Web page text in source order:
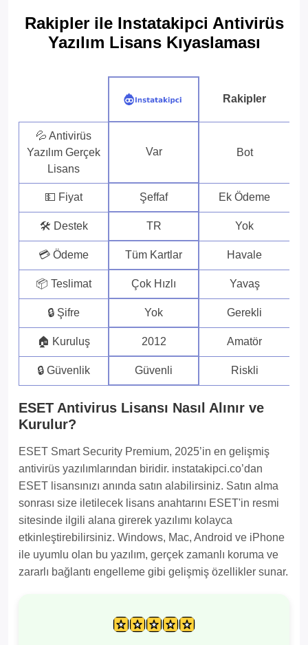
Rakipler ile Instatakipci Antivirüs
Yazılım Lisans Kıyaslaması
Rakipler
💦 Antivirüs
Yazılım Gerçek
Lisans
Var Bot
💵 Fiyat Şeffaf Ek Ödeme
🛠 Destek TR Yok
💳 Ödeme Tüm Kartlar Havale
📦 Teslimat Çok Hızlı Yavaş
🔒 Şifre Yok Gerekli
🏠 Kuruluş 2012 Amatör
🔒 Güvenlik Güvenli Riskli
ESET Antivirus Lisansı Nasıl Alınır ve
Kurulur?
ESET Smart Security Premium, 2025’in en gelişmiş
antivirüs yazılımlarından biridir. instatakipci.co’dan
ESET lisansınızı anında satın alabilirsiniz. Satın alma
sonrası size iletilecek lisans anahtarını ESET'in resmi
sitesinde ilgili alana girerek yazılımı kolayca
etkinleştirebilirsiniz. Windows, Mac, Android ve iPhone
ile uyumlu olan bu yazılım, gerçek zamanlı koruma ve
zararlı bağlantı engelleme gibi gelişmiş özellikler sunar.